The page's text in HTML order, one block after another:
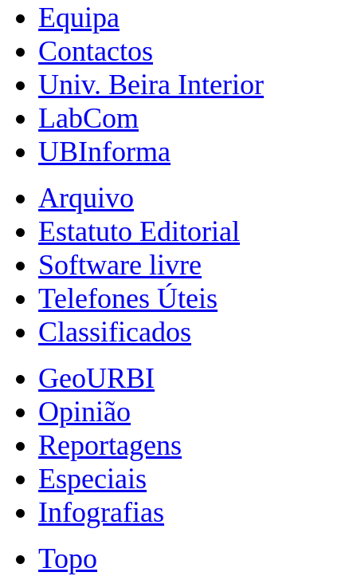
Equipa
Contactos
Univ. Beira Interior
LabCom
UBInforma
Arquivo
Estatuto Editorial
Software livre
Telefones Úteis
Classificados
GeoURBI
Opinião
Reportagens
Especiais
Infografias
Topo